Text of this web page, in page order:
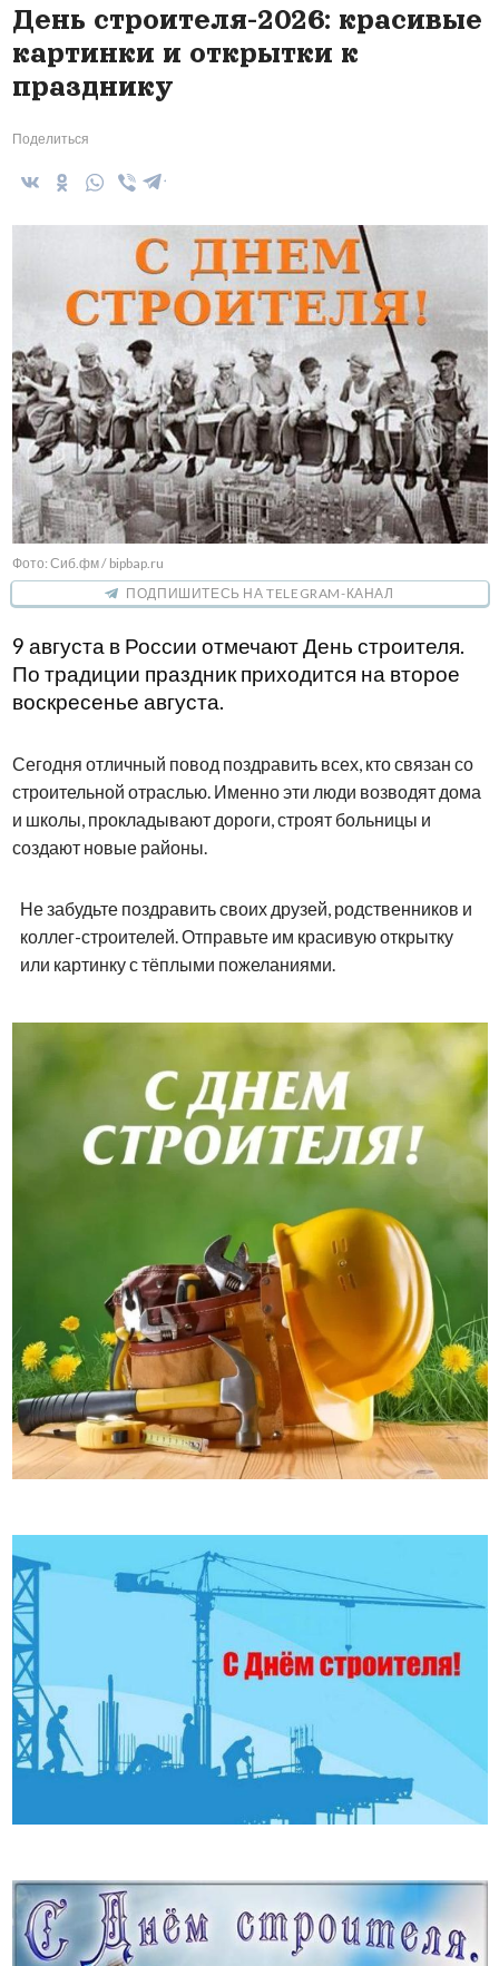
День строителя-2026: красивые
картинки и открытки к
празднику
Поделиться
Фото: Сиб.фм / bipbap.ru
ПОДПИШИТЕСЬ НА TELEGRAM-КАНАЛ
9 августа в России отмечают День строителя.
По традиции праздник приходится на второе
воскресенье августа.
Сегодня отличный повод поздравить всех, кто связан со
строительной отраслью. Именно эти люди возводят дома
и школы, прокладывают дороги, строят больницы и
создают новые районы.
Не забудьте поздравить своих друзей, родственников и
коллег-строителей. Отправьте им красивую открытку
или картинку с тёплыми пожеланиями.